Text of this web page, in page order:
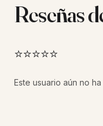
Reseñas
⭐⭐⭐⭐⭐
Este usuario aún no